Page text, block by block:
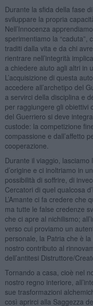
Durante la sfida della fase
sviluppare la propria
Nell’Innocenza
sperimentiamo la “caduta”,
traditi dalla vita e da chi
rientrare nell’integrità
a chiedere aiuto agli altri in
L’acquisizione di questa
accedere all’archetipo del
a servirci della disciplina e
per raggiungere gli obiettivi
del Guerriero si deve
custode: la competizione
compassione e dall’affetto
cooperazione.
Durante il viaggio,
d’origine e ci inoltriamo in
possibilità di soffrire, di
Cercatori di quel qualcosa
L’Amante ci fa credere che
ma tutte le false credenze
che ci apre al nichilismo;
verso cui proviamo un
personale, la Patria che è
nostro contributo al
dell’antitesi Distruttore/
Tornando a casa, cioè nel
nostro regno interiore,
sue trasformazioni
così aprirci alla Saggezza